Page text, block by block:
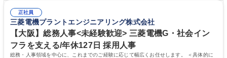
想定です。 募集職種 未経験歓迎【経理/みなとみらい】プライム上場/残業
ほぼなし/年休123日
当し、3～5年をかけて月次決算・四半期決算・開示資料作成補助などへス
テップアップできます。また、残業は通常月ほぼなく、決算月でも10時間
未満のため、無理なく経理として専門性を身につけられる環境です。 学
歴・資格 学歴：大学院 大学 高専 短大 専修学校 高校 語学力： 資格：日商
簿記検定1級 日商簿記検定2級
正社員
三菱電機プラントエンジニアリング株式会社
【大阪】総務人事<未経験歓迎> 三菱電機G・社会イン
フラを支える/年休127日 採用人事
総務・人事領域を中心に、これまでのご経験に応じて幅広くお任せします。 ＜具体的に